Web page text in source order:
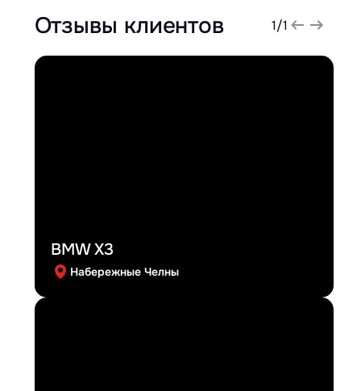
Отзывы клиентов 1/1
BMW X3
Набережные Челны